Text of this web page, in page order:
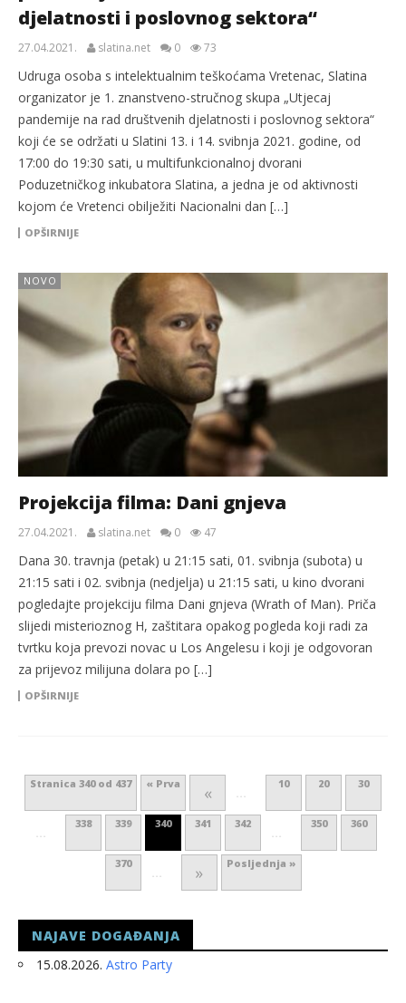
djelatnosti i poslovnog sektora“
27.04.2021. slatina.net 0 73
Udruga osoba s intelektualnim teškoćama Vretenac, Slatina
organizator je 1. znanstveno-stručnog skupa „Utjecaj
pandemije na rad društvenih djelatnosti i poslovnog sektora“
koji će se održati u Slatini 13. i 14. svibnja 2021. godine, od
17:00 do 19:30 sati, u multifunkcionalnoj dvorani
Poduzetničkog inkubatora Slatina, a jedna je od aktivnosti
kojom će Vretenci obilježiti Nacionalni dan […]
OPŠIRNIJE
NOVO
Projekcija filma: Dani gnjeva
27.04.2021. slatina.net 0 47
Dana 30. travnja (petak) u 21:15 sati, 01. svibnja (subota) u
21:15 sati i 02. svibnja (nedjelja) u 21:15 sati, u kino dvorani
pogledajte projekciju filma Dani gnjeva (Wrath of Man). Priča
slijedi misterioznog H, zaštitara opakog pogleda koji radi za
tvrtku koja prevozi novac u Los Angelesu i koji je odgovoran
za prijevoz milijuna dolara po […]
OPŠIRNIJE
Stranica 340 od 437 « Prva « ...
10 20 30
...
338 339 340 341 342
...
350 360
370
... » Posljednja »
NAJAVE DOGAĐANJA
15.08.2026. Astro Party